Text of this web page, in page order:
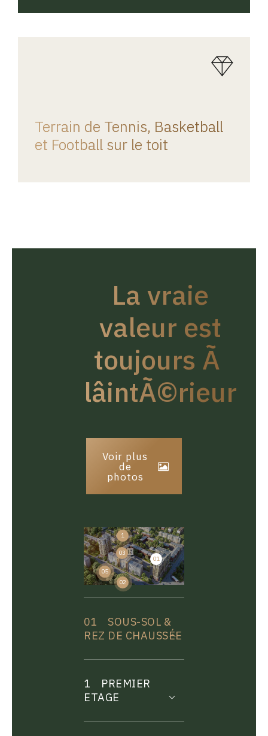
Terrain de Tennis, Basketball
et Football sur le toit
La vraie
valeur est
toujours Ã
lâintÃ©rieur
Voir plus
de
photos
01
1
02
03
04
05
01
SOUS-SOL &
REZ DE CHAUSSÉE
1
PREMIER
ETAGE